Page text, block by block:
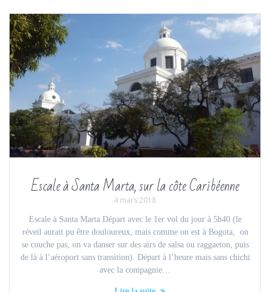
Escale à Santa Marta, sur la côte Caribéenne
4 mars 2018
Escale à Santa Marta Départ avec le 1er vol du jour à 5h40 (le
réveil aurait pu être douloureux, mais comme on est à Bogota, on
se couche pas, on va danser sur des airs de salsa ou raggaeton, puis
de là à l’aéroport sans transition). Départ à l’heure mais sans chichi
avec la compagnie…